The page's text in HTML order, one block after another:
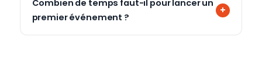
Combien de temps faut-il pour lancer un
premier événement ?